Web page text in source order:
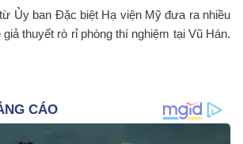
Ủy ban Đặc biệt Hạ viện Mỹ đưa ra nhiều
giả thuyết rò rỉ phòng thí nghiệm tại Vũ Hán.